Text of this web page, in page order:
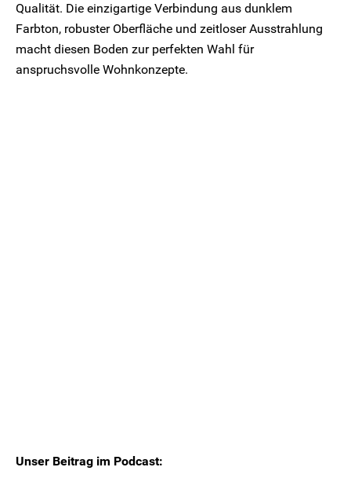
Qualität. Die einzigartige Verbindung aus dunklem
Farbton, robuster Oberfläche und zeitloser Ausstrahlung
macht diesen Boden zur perfekten Wahl für
anspruchsvolle Wohnkonzepte.
Unser Beitrag im Podcast: